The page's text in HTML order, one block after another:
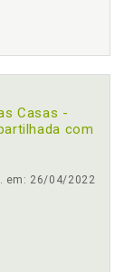
Casas -
com
em: 26/04/2022